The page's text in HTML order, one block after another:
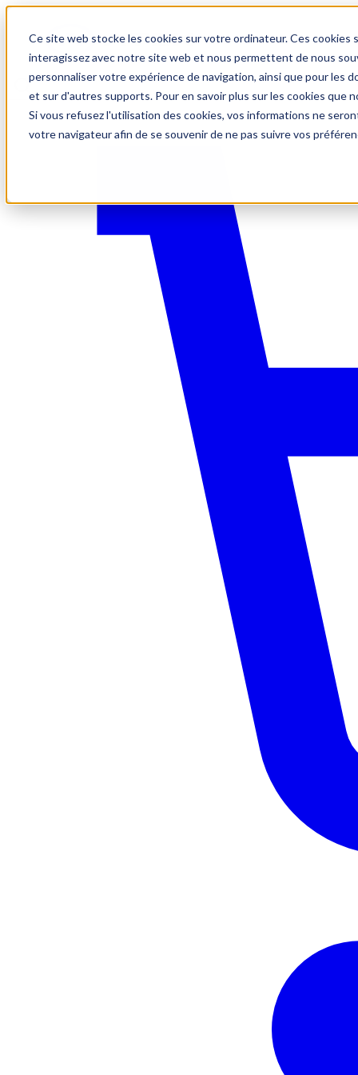
Ce site web stocke les cookies sur votre ordinateur. Ces
interagissez avec notre site web et nous permettent de nous
personnaliser votre expérience de navigation, ainsi que pour les
et sur d'autres supports. Pour en savoir plus sur les cookies
Si vous refusez l'utilisation des cookies, vos informations ne
votre navigateur afin de se souvenir de ne pas suivre vos